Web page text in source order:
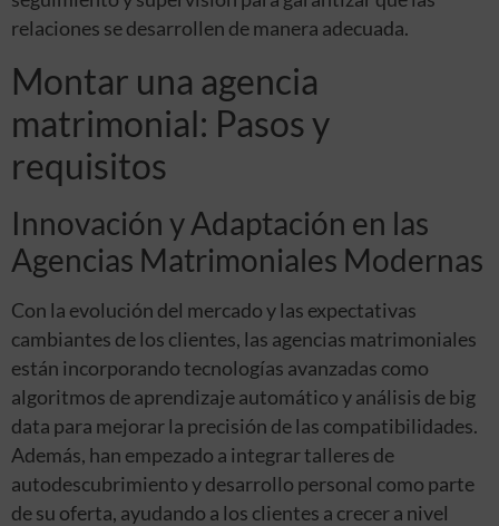
relaciones se desarrollen de manera adecuada.
Montar una agencia
matrimonial: Pasos y
requisitos
Innovación y Adaptación en las
Agencias Matrimoniales Modernas
Con la evolución del mercado y las expectativas
cambiantes de los clientes, las agencias matrimoniales
están incorporando tecnologías avanzadas como
algoritmos de aprendizaje automático y análisis de big
data para mejorar la precisión de las compatibilidades.
Además, han empezado a integrar talleres de
autodescubrimiento y desarrollo personal como parte
de su oferta, ayudando a los clientes a crecer a nivel